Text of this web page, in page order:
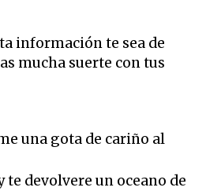
información te sea de
mucha suerte con tus
una gota de cariño al
te devolvere un oceano de